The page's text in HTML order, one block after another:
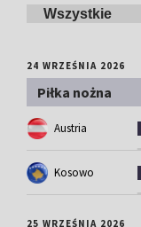
24 WRZEŚNIA 2026
Piłka nożna
Austria
Kosowo
25 WRZEŚNIA 2026